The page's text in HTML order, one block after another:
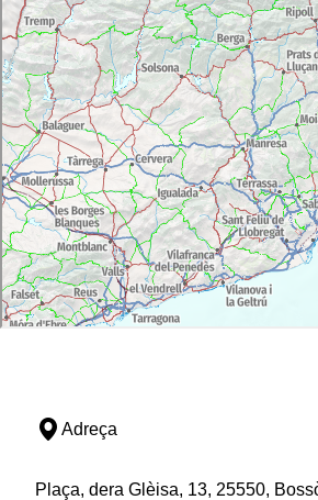
Adreça
Plaça, dera Glèisa, 13, 25550,